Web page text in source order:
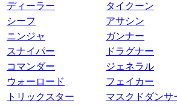
ディーラー
タイクーン
シーフ
アサシン
ニンジャ
ガンナー
スナイパー
ドラグナー
コマンダー
ジェネラル
ウォーロード
フェイカー
トリックスター
マスクドダンサ